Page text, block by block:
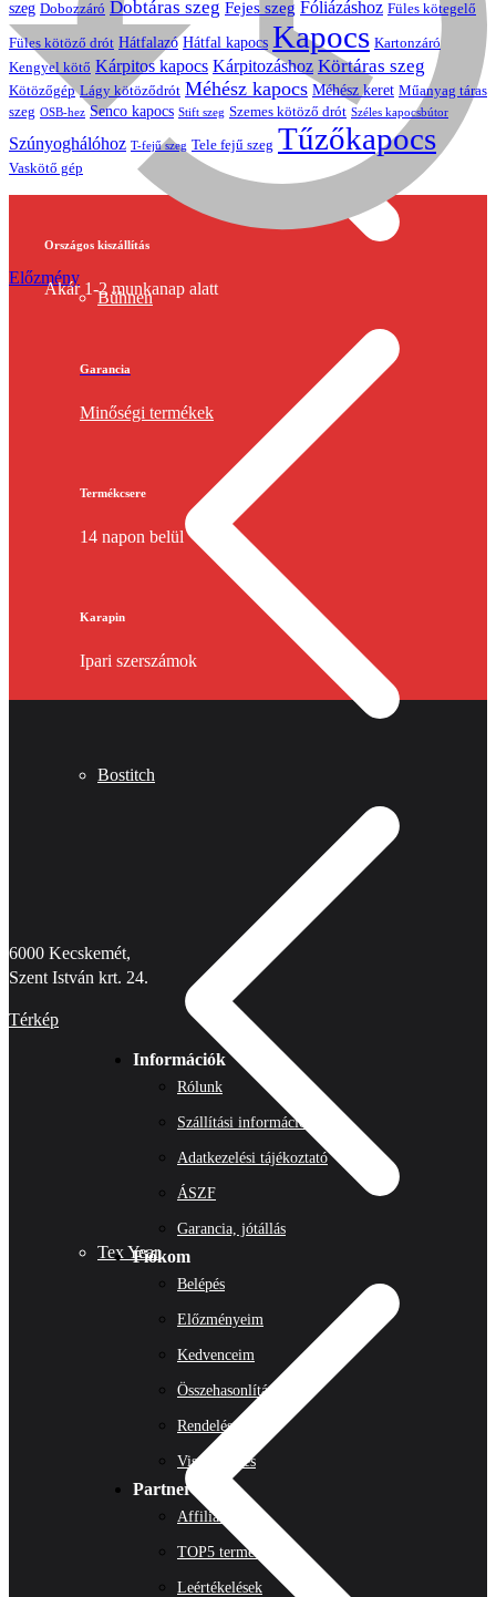
Bühnen
Bostitch
Tex Year
Előzmény
szeg Dobozzáró Dobtáras szeg Fejes szeg Fóliázáshoz Füles kötegelő
Füles kötöző drót Hátfalazó Hátfal kapocs Kapocs Kartonzáró
Kengyel kötő Kárpitos kapocs Kárpitozáshoz Körtáras szeg
Kötözőgép Lágy kötöződrót Méhész kapocs Méhész keret Műanyag táras
szeg OSB-hez Senco kapocs Stift szeg Szemes kötöző drót Széles kapocsbútor
Szúnyoghálóhoz T-fejű szeg Tele fejű szeg Tűzőkapocs
Vaskötő gép
Országos kiszállítás
Akár 1-2 munkanap alatt
Garancia
Minőségi termékek
Termékcsere
14 napon belül
Karapin
Ipari szerszámok
6000 Kecskemét,
Szent István krt. 24.
Térkép
Információk
Rólunk
Szállítási információk
Adatkezelési tájékoztató
ÁSZF
Garancia, jótállás
Fiókom
Belépés
Előzményeim
Kedvenceim
Összehasonlítás
Rendeléseim
Visszaküldés
Partnereknek
Affiliate
TOP5 termék
Leértékelések